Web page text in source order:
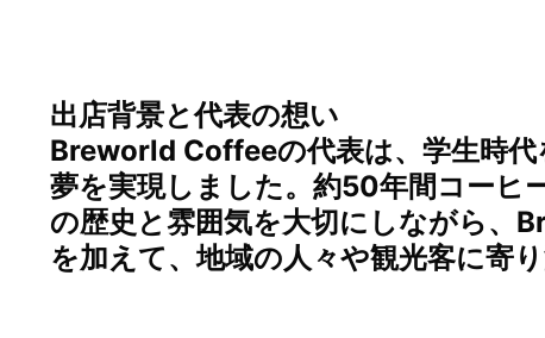
出店背景と代表の想い
Breworld Coffeeの代表は、学生時
夢を実現しました。約50年間コーヒ
の歴史と雰囲気を大切にしながら、
を加えて、地域の人々や観光客に寄